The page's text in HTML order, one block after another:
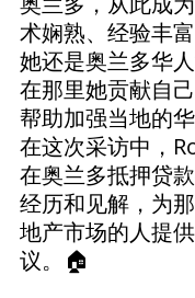
术娴熟、经验丰富
她还是奥兰多华
在那里她贡献自
帮助加强当地的
在这次采访中，
在奥兰多抵押贷款
经历和见解，为
地产市场的人提
议。🏠